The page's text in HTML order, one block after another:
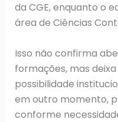
da CGE, enquanto o
área de Ciências
Isso não confirma
formações, mas
possibilidade
em outro momento,
conforme